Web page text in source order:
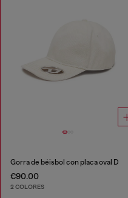
Gorra de béisbol con placa oval D
€90.00
2 COLORES